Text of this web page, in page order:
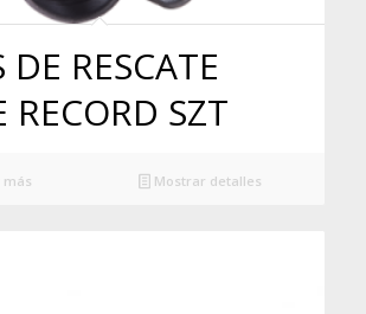
DE RESCATE
RECORD SZT
más Mostrar detalles